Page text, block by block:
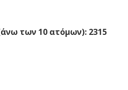
των 10 ατόμων): 2315